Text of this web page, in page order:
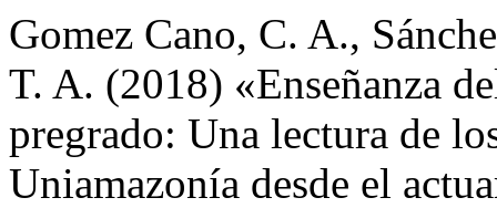
Gomez Cano, C. A.,
T. A. (2018) «Enseñanza
pregrado: Una lectura de
Uniamazonía desde el